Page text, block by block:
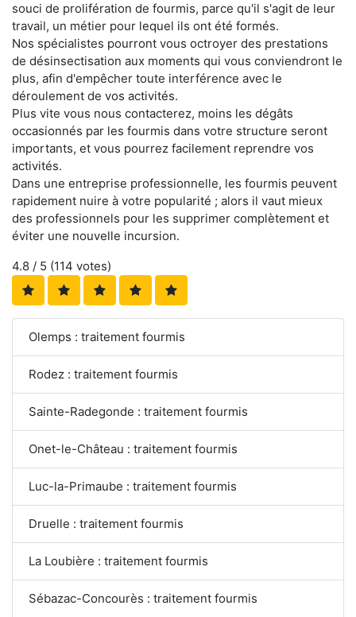
souci de prolifération de fourmis, parce qu'il s'agit de leur
travail, un métier pour lequel ils ont été formés.
Nos spécialistes pourront vous octroyer des prestations
de désinsectisation aux moments qui vous conviendront le
plus, afin d'empêcher toute interférence avec le
déroulement de vos activités.
Plus vite vous nous contacterez, moins les dégâts
occasionnés par les fourmis dans votre structure seront
importants, et vous pourrez facilement reprendre vos
activités.
Dans une entreprise professionnelle, les fourmis peuvent
rapidement nuire à votre popularité ; alors il vaut mieux
des professionnels pour les supprimer complètement et
éviter une nouvelle incursion.
4.8 / 5 (114 votes)
Olemps : traitement fourmis
Rodez : traitement fourmis
Sainte-Radegonde : traitement fourmis
Onet-le-Château : traitement fourmis
Luc-la-Primaube : traitement fourmis
Druelle : traitement fourmis
La Loubière : traitement fourmis
Sébazac-Concourès : traitement fourmis